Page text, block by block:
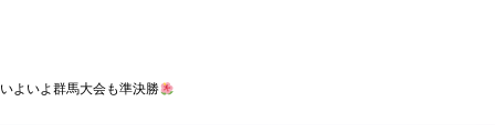
いよいよ群馬大会も準決勝